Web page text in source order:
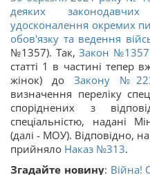
деяких
удосконалення окремих
обов'язку та ведення
№1357). Так,Закон №1357
статті 1 в частині тепер
жінок) до Закону
визначення переліку
споріднених з
спеціальністю, надані
(далі - МОУ). Відповідно,
прийняло Наказ №313.
Згадайте новину: Війна!